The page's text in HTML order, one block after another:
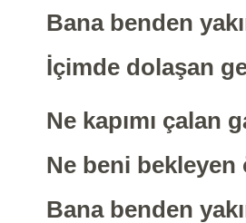
Bana benden
İçimde dolaşan
Ne kapımı çalan
Ne beni
Bana benden